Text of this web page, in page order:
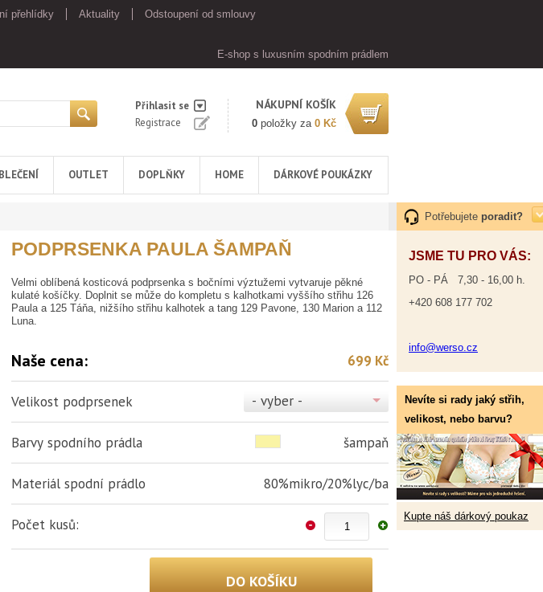
přehlídky Aktuality
Odstoupení od smlouvy
E-shop s luxusním spodním prádlem
Přihlasit se
Registrace
NÁKUPNÍ KOŠÍK
0 položky za 0 Kč
OUTLET DOPLŇKY HOME DÁRKOVÉ POUKÁZKY
Potřebujete poradit?
JSME TU PRO VÁS:
PO - PÁ 7,30 - 16,00 h.
+420 608 177 702
info@werso.cz
Nevíte si rady jaký střih,
velikost, nebo barvu?
Kupte náš dárkový poukaz
PODPRSENKA PAULA ŠAMPAŇ
Velmi oblíbená kosticová podprsenka s bočními výztužemi vytvaruje pěkné
kulaté košíčky. Doplnit se může do kompletu s kalhotkami vyššího střihu 126
Paula a 125 Táňa, nižšího střihu kalhotek a tang 129 Pavone, 130 Marion a 112
Luna.
Naše cena: 699 Kč
Velikost podprsenek - vyber -
Barvy spodního prádla šampaň
Materiál spodní prádlo 80%mikro/20%lyc/ba
Počet kusů: